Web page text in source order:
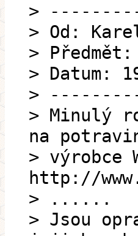
>
> Od:
>
> Datum:
>
> Minulý
na
>
http://
> ......
> Jsou